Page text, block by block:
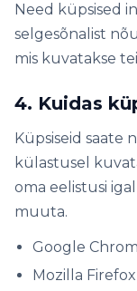
Need küpsised
selgesõnalist
mis kuvatakse
4. Kuidas
Küpsiseid saate
külastusel
oma eelistusi
muuta.
Google
Mozilla Firefox